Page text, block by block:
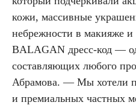
кожи, массивные
небрежности в макияже
BALAGAN дресс-код —
составляющих любого
Абрамова. — Мы хотели
и премиальных частных